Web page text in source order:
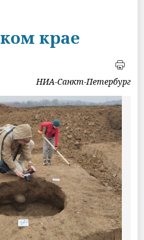
крае
НИА-Санкт-Петербург